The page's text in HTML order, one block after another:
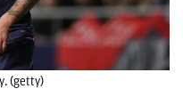
(getty)